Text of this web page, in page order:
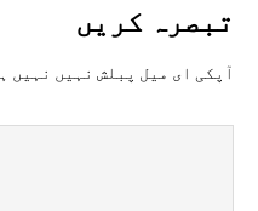
تبصرہ کريں
آپکی ای ميل پبلش نہيں نہيں